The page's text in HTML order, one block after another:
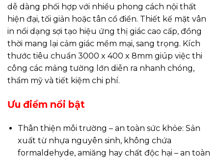
dễ dàng phối hợp với nhiều phong cách nội thất
hiện đại, tối giản hoặc tân cổ điển. Thiết kế mặt vân
in nổi dạng sợi tạo hiệu ứng thị giác cao cấp, đồng
thời mang lại cảm giác mềm mại, sang trọng. Kích
thước tiêu chuẩn 3000 x 400 x 8mm giúp việc thi
công các mảng tường lớn diễn ra nhanh chóng,
thẩm mỹ và tiết kiệm chi phí.
Ưu điểm nổi bật
Thân thiện môi trường – an toàn sức khỏe: Sản
xuất từ nhựa nguyên sinh, không chứa
formaldehyde, amiăng hay chất độc hại – an toàn